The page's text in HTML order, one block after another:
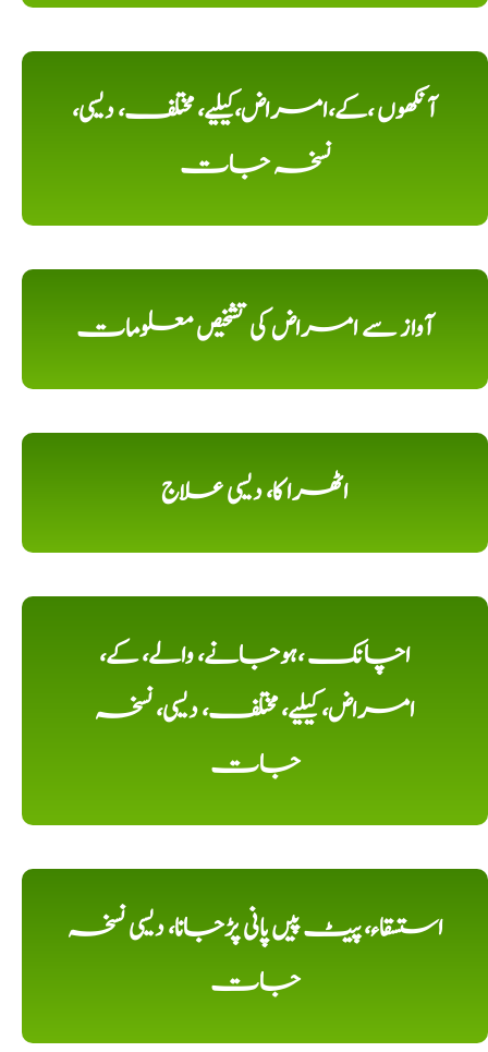
آنکھوں ،کے،امراض،کیلیے، مختلف، دیسی،
نسخہ جات
آواز سے امراض کی تشخیص معلومات
اٹھرا کا، دیسی علاج
اچانک ،ہوجانے، والے، کے،
امراض، کیلیے، مختلف، دیسی، نسخہ
جات
استسقاء، پیٹ پیں پانی پڑجانا، دیسی نسخہ
جات